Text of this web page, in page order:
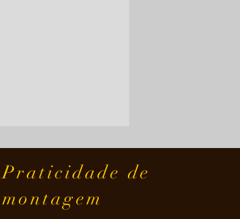
Praticidade de
montagem